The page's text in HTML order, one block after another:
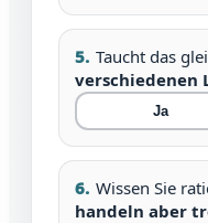
5. Taucht das
verschiedenen
Ja
6. Wissen Sie
handeln aber